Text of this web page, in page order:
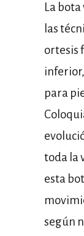
La
las
ortesis
para
toda la
esta
según